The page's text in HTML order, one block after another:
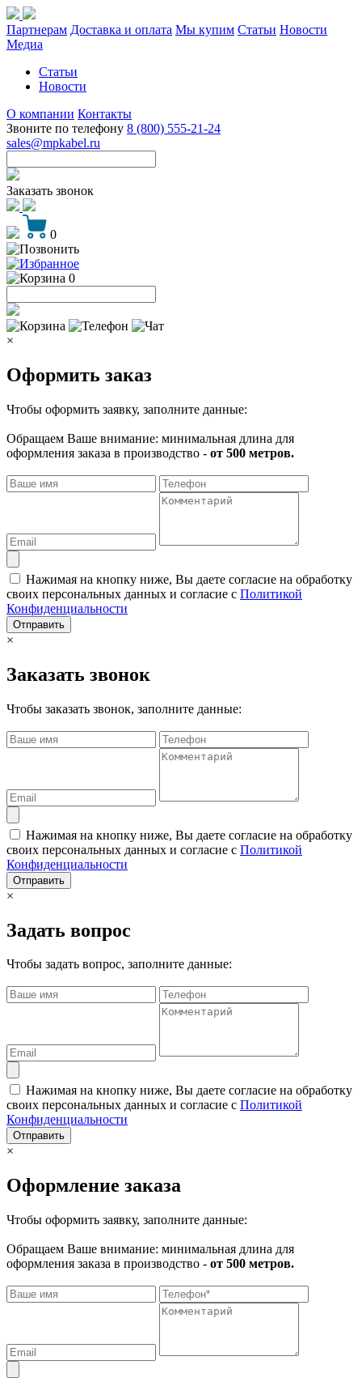
Партнерам Доставка и оплата Мы купим Статьи Новости
Медиа
Статьи
Новости
О компании Контакты
Звоните по телефону 8 (800) 555-21-24
sales@mpkabel.ru
Заказать звонок
0
0
×
Оформить заказ
Чтобы оформить заявку, заполните данные:
Обращаем Ваше внимание: минимальная длина для
оформления заказа в производство - от 500 метров.
Нажимая на кнопку ниже, Вы даете согласие на обработку
своих персональных данных и согласие с Политикой
Конфиденциальности
Отправить
×
Заказать звонок
Чтобы заказать звонок, заполните данные:
Нажимая на кнопку ниже, Вы даете согласие на обработку
своих персональных данных и согласие с Политикой
Конфиденциальности
Отправить
×
Задать вопрос
Чтобы задать вопрос, заполните данные:
Нажимая на кнопку ниже, Вы даете согласие на обработку
своих персональных данных и согласие с Политикой
Конфиденциальности
Отправить
×
Оформление заказа
Чтобы оформить заявку, заполните данные:
Обращаем Ваше внимание: минимальная длина для
оформления заказа в производство - от 500 метров.